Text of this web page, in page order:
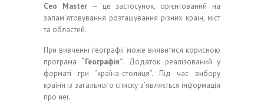
Сео Маstеr– це застосунок, орієнтований на
запам’ятовування розташування різних країн, міст
та областей.
При вивченні географії може виявитися корисною
програма “Географія”. Додаток реалізований у
форматі гри “країна-столиця”. Під час вибору
країни із загального списку з’являється інформація
про неї.